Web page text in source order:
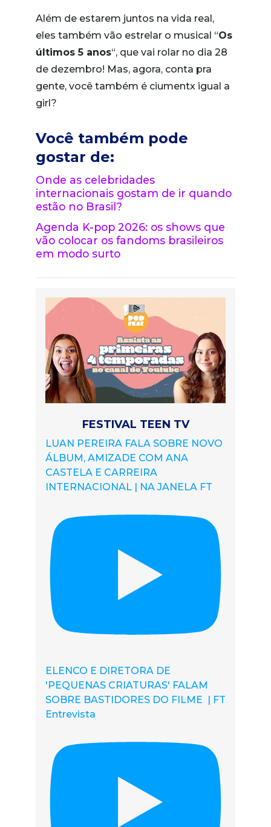
Além de estarem juntos na vida real,
eles também vão estrelar o musical “Os
últimos 5 anos“, que vai rolar no dia 28
de dezembro! Mas, agora, conta pra
gente, você também é ciumentx igual a
girl?
Você também pode
gostar de:
Onde as celebridades
internacionais gostam de ir quando
estão no Brasil?
Agenda K-pop 2026: os shows que
vão colocar os fandoms brasileiros
em modo surto
FESTIVAL TEEN TV
LUAN PEREIRA FALA SOBRE NOVO
ÁLBUM, AMIZADE COM ANA
CASTELA E CARREIRA
INTERNACIONAL | NA JANELA FT
ELENCO E DIRETORA DE
'PEQUENAS CRIATURAS' FALAM
SOBRE BASTIDORES DO FILME | FT
Entrevista